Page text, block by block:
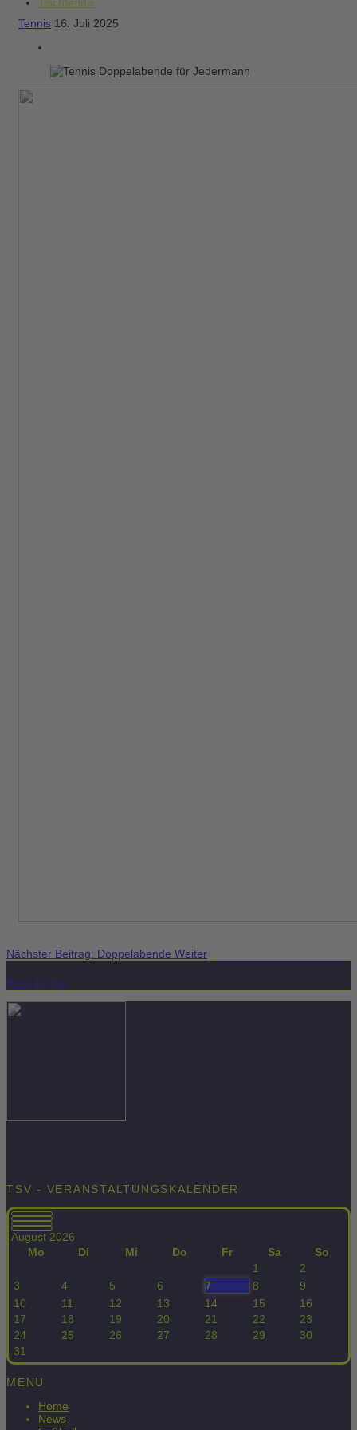
Tischtennis
Tennis 16. Juli 2025
Nächster Beitrag: Doppelabende Weiter
Back To Top
TSV - VERANSTALTUNGSKALENDER
August 2026
Mo
Di Mi Do Fr Sa
So
1
2
3
4 5 6 7 8
9
10
11 12 13 14 15
16
17
18 19 20 21 22
23
24
25 26 27 28 29
30
31
MENU
Home
News